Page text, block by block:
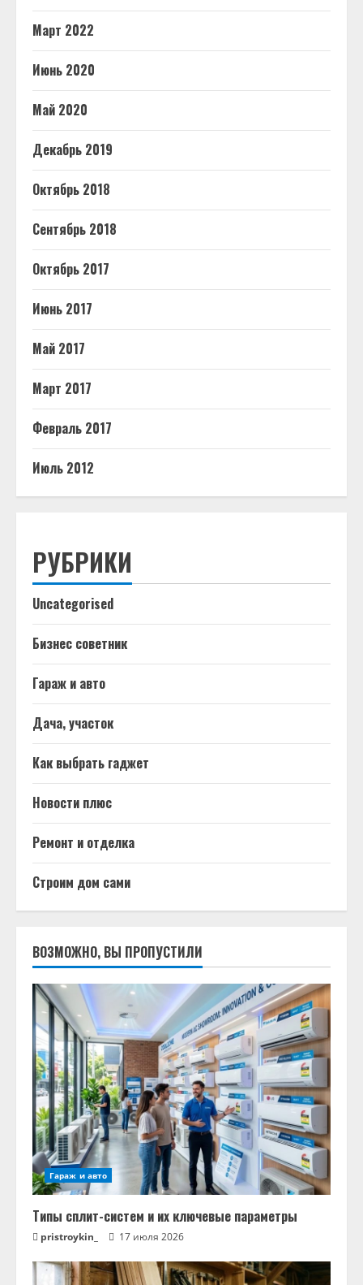
Март 2022
Июнь 2020
Май 2020
Декабрь 2019
Октябрь 2018
Сентябрь 2018
Октябрь 2017
Июнь 2017
Май 2017
Март 2017
Февраль 2017
Июль 2012
РУБРИКИ
Uncategorised
Бизнес советник
Гараж и авто
Дача, участок
Как выбрать гаджет
Новости плюс
Ремонт и отделка
Строим дом сами
ВОЗМОЖНО, ВЫ ПРОПУСТИЛИ
Гараж и авто
Типы сплит-систем и их ключевые параметры
pristroykin_ 17 июля 2026